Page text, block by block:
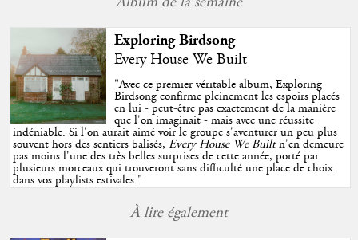
Exploring Birdsong
Every House We Built
"Avec ce premier véritable album, Exploring
Birdsong confirme pleinement les espoirs placés
en lui - peut-être pas exactement de la manière
que l'on imaginait - mais avec une réussite
indéniable. Si l'on aurait aimé voir le groupe s'aventurer un peu plus
souvent hors des sentiers balisés,Every House We Builtn'en demeure
pas moins l'une des très belles surprises de cette année, porté par
plusieurs morceaux qui trouveront sans difficulté une place de choix
dans vos playlists estivales."
À lire également